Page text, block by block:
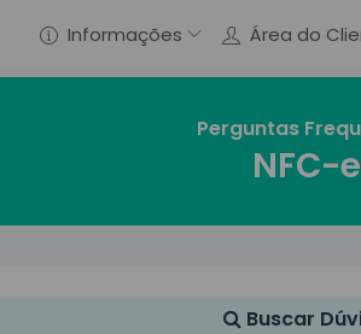
Informações Área do
Perguntas
NFC-e
Buscar